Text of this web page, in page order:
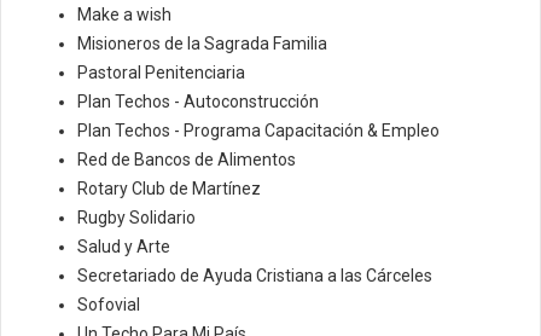
Make a wish
Misioneros de la Sagrada Familia
Pastoral Penitenciaria
Plan Techos - Autoconstrucción
Plan Techos - Programa Capacitación & Empleo
Red de Bancos de Alimentos
Rotary Club de Martínez
Rugby Solidario
Salud y Arte
Secretariado de Ayuda Cristiana a las Cárceles
Sofovial